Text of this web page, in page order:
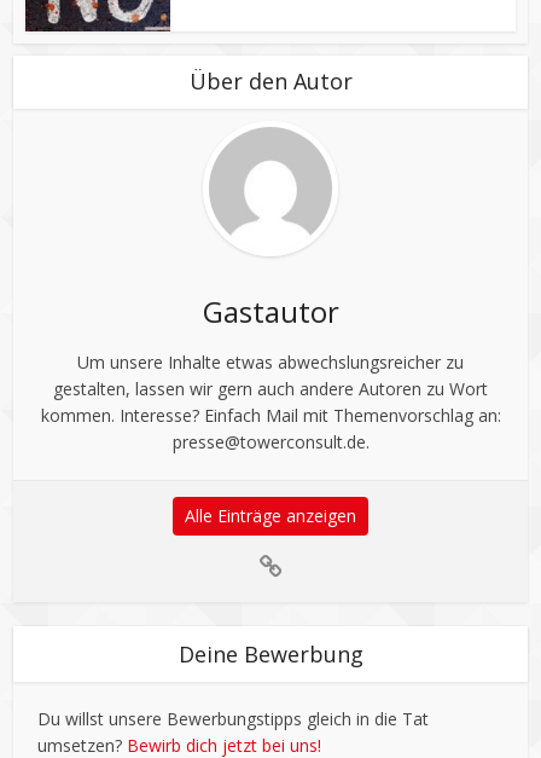
Über den Autor
Gastautor
Um unsere Inhalte etwas abwechslungsreicher zu
gestalten, lassen wir gern auch andere Autoren zu Wort
kommen. Interesse? Einfach Mail mit Themenvorschlag an:
presse@towerconsult.de.
Alle Einträge anzeigen
Deine Bewerbung
Du willst unsere Bewerbungstipps gleich in die Tat
umsetzen? Bewirb dich jetzt bei uns!